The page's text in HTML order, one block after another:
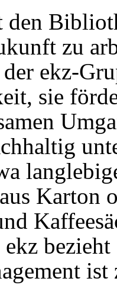
den
zu
ekz-
sie
Karton